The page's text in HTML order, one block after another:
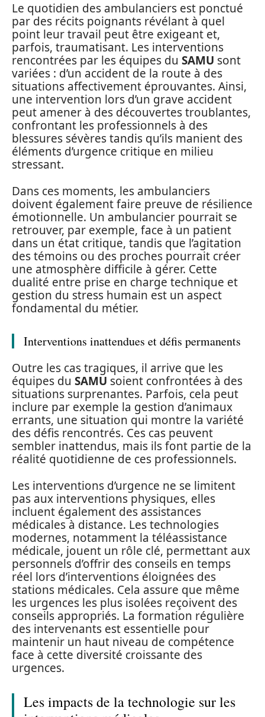
Le quotidien des ambulanciers est ponctué
par des récits poignants révélant à quel
point leur travail peut être exigeant et,
parfois, traumatisant. Les interventions
rencontrées par les équipes du SAMU sont
variées : d’un accident de la route à des
situations affectivement éprouvantes. Ainsi,
une intervention lors d’un grave accident
peut amener à des découvertes troublantes,
confrontant les professionnels à des
blessures sévères tandis qu’ils manient des
éléments d’urgence critique en milieu
stressant.
Dans ces moments, les ambulanciers
doivent également faire preuve de résilience
émotionnelle. Un ambulancier pourrait se
retrouver, par exemple, face à un patient
dans un état critique, tandis que l’agitation
des témoins ou des proches pourrait créer
une atmosphère difficile à gérer. Cette
dualité entre prise en charge technique et
gestion du stress humain est un aspect
fondamental du métier.
Interventions inattendues et défis permanents
Outre les cas tragiques, il arrive que les
équipes du SAMU soient confrontées à des
situations surprenantes. Parfois, cela peut
inclure par exemple la gestion d’animaux
errants, une situation qui montre la variété
des défis rencontrés. Ces cas peuvent
sembler inattendus, mais ils font partie de la
réalité quotidienne de ces professionnels.
Les interventions d’urgence ne se limitent
pas aux interventions physiques, elles
incluent également des assistances
médicales à distance. Les technologies
modernes, notamment la téléassistance
médicale, jouent un rôle clé, permettant aux
personnels d’offrir des conseils en temps
réel lors d’interventions éloignées des
stations médicales. Cela assure que même
les urgences les plus isolées reçoivent des
conseils appropriés. La formation régulière
des intervenants est essentielle pour
maintenir un haut niveau de compétence
face à cette diversité croissante des
urgences.
Les impacts de la technologie sur les